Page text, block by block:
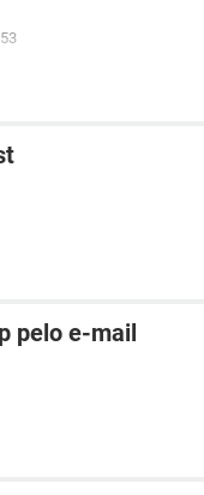
pelo e-mail